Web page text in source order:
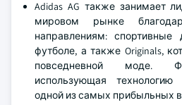
Adidas AG также занимает
мировом рынке
направлениям:
футболе, а также Originals,
повседневной моде.
использующая технологию
одной из самых прибыльных в